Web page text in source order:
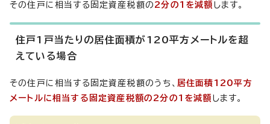
その住戸に相当する固定資産税額の 2分の1を減額 します。
住戸1戸当たりの居住面積が120平方メートルを超
えている場合
その住戸に相当する固定資産税額のうち、 居住面積120平方
メートルに相当する固定資産税額の2分の1を減額 します。